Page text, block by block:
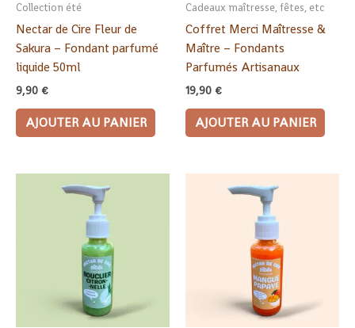
Collection été
Nectar de Cire Fleur de
Sakura – Fondant parfumé
liquide 50ml
9,90 €
AJOUTER AU PANIER
Cadeaux maîtresse, fêtes, etc
Coffret Merci Maîtresse &
Maître – Fondants
Parfumés Artisanaux
19,90 €
AJOUTER AU PANIER